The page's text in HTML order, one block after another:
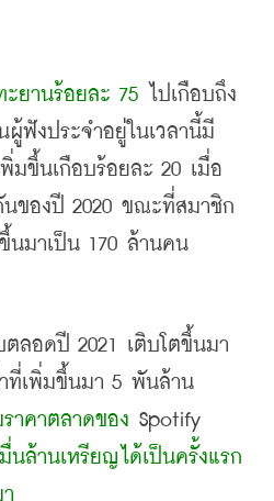
ยานร้อยละ 75
ไปเกือบถึง
ฟังประจำอยู่ในเวลานี้มี
มขึ้นเกือบร้อยละ 20 เมื่อ
ของปี
2020 ขณะที่สมาชิก
นมาเป็น 170 ล้านคน
ลอดปี 2021 เติบโตขึ้นมา
ที่เพิ่มขึ้นมา 5 พันล้าน
าคาตลาดของ
นล้านเหรียญได้เป็นครั้งแรก